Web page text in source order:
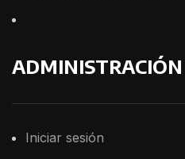
ADMINISTRACIÓN
Iniciar sesión